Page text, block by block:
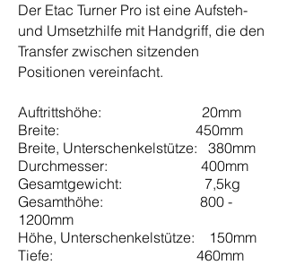
Der Etac Turner Pro ist eine Aufsteh-
und Umsetzhilfe mit Handgriff, die den
Transfer zwischen sitzenden
Positionen vereinfacht.
Auftrittshöhe: 20mm
Breite: 450mm
Breite, Unterschenkelstütze: 380mm
Durchmesser: 400mm
Gesamtgewicht: 7,5kg
Gesamthöhe: 800 -
1200mm
Höhe, Unterschenkelstütze: 150mm
Tiefe: 460mm